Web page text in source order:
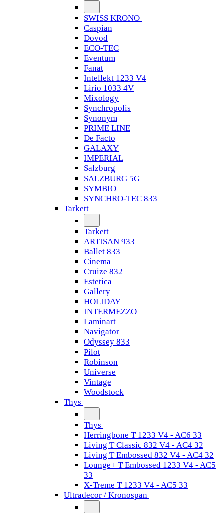
SWISS KRONO
Caspian
Dovod
ECO-TEC
Eventum
Fanat
Intellekt 1233 V4
Lirio 1033 4V
Mixology
Synchropolis
Synonym
PRIME LINE
De Facto
GALAXY
IMPERIAL
Salzburg
SALZBURG 5G
SYMBIO
SYNCHRO-TEC 833
Tarkett
Tarkett
ARTISAN 933
Ballet 833
Cinema
Cruize 832
Estetica
Gallery
HOLIDAY
INTERMEZZO
Laminart
Navigator
Odyssey 833
Pilot
Robinson
Universe
Vintage
Woodstock
Thys
Thys
Herringbone T 1233 V4 - AC6 33
Living T Classic 832 V4 - AC4 32
Living T Embossed 832 V4 - AC4 32
Lounge+ T Embossed 1233 V4 - AC5
33
X-Treme T 1233 V4 - AC5 33
Ultradecor / Kronospan